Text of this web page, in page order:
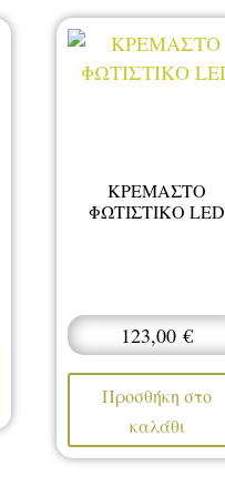
ΚΡΕΜΑΣΤΟ
ΦΩΤΙΣΤΙΚΟ LED
123,00€
Προσθήκη στο
καλάθι